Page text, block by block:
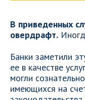
В приведенных
овердрафт.
Банки заметили
ее в качестве
могли
имеющихся на